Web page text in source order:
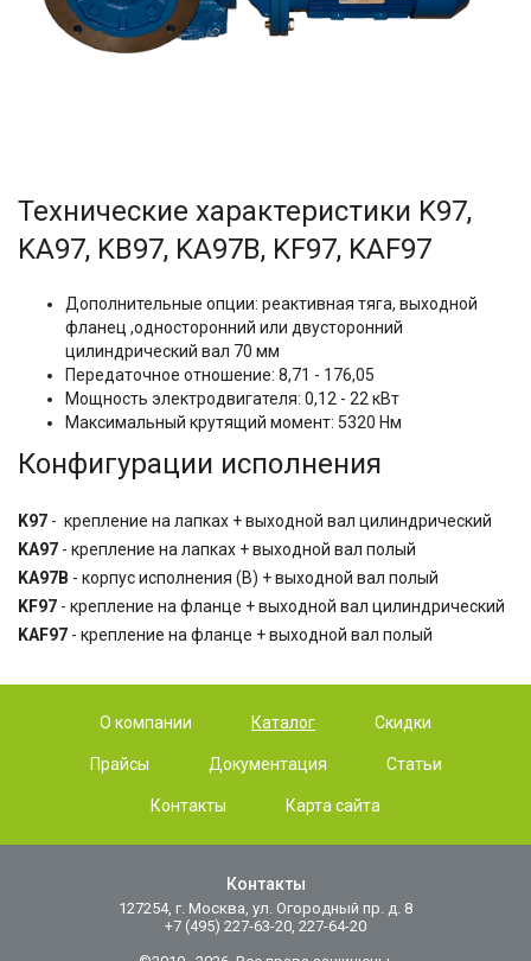
Технические характеристики K97,
KA97, KB97, KA97B, KF97, KAF97
Дополнительные опции: реактивная тяга, выходной
фланец ,односторонний или двусторонний
цилиндрический вал 70 мм
Передаточное отношение: 8,71 - 176,05
Мощность электродвигателя: 0,12 - 22 кВт
Максимальный крутящий момент: 5320 Нм
Конфигурации исполнения
K97 - крепление на лапках + выходной вал цилиндрический
KA97 - крепление на лапках + выходной вал полый
KA97B - корпус исполнения (B) + выходной вал полый
KF97 - крепление на фланце + выходной вал цилиндрический
KAF97 - крепление на фланце + выходной вал полый
О компании Каталог Скидки
Прайсы Документация Статьи
Контакты Карта сайта
Контакты
127254, г. Москва, ул. Огородный пр. д. 8
+7 (495) 227-63-20, 227-64-20